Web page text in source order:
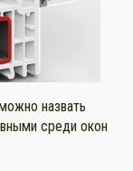
назвать
среди окон